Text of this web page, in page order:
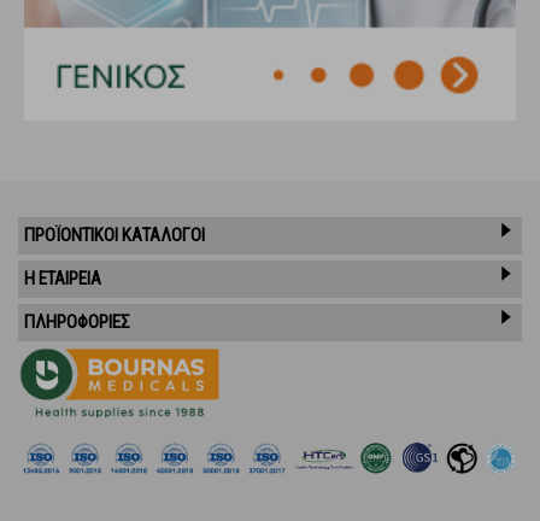
ΠΡΟΪΌΝΤΙΚΟΊ ΚΑΤΆΛΟΓΟΙ
Η ΕΤΑΙΡΕΙΑ
ΠΛΗΡΟΦΟΡΙΕΣ